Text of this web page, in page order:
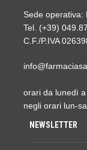
Sede operativa:
Tel. (+39)
C.F./P.IVA
orari da lunedì
negli orari lun-
NEWSLETTER